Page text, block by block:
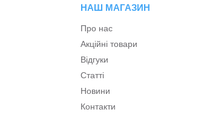
НАШ МАГАЗИН
Про нас
Акційні товари
Відгуки
Статті
Новини
Контакти